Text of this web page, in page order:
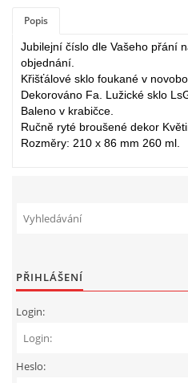
Popis
Jubilejní číslo dle Vašeho přání
objednání.
Křišťálové sklo foukané v
Dekorováno Fa. Lužické sklo
Baleno v krabičce.
Ručně ryté broušené dekor
Rozměry: 210 x 86 mm 260 ml.
PŘIHLÁŠENÍ
Login:
Heslo: